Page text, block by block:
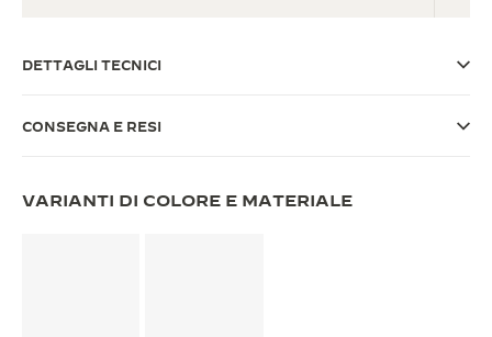
THE PRECISION PIONEER
VEDERE TUTTI GLI EVENTI
DETTAGLI TECNICI
CONSEGNA E RESI
VARIANTI DI COLORE E MATERIALE